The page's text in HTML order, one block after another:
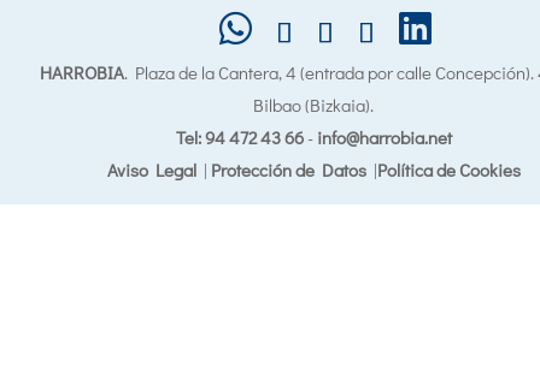
HARROBIA. Plaza de la Cantera, 4 (entrada por calle
Bilbao (Bizkaia).
Tel: 94 472 43 66- info@harrobia.net
Aviso Legal| Protección de Datos|Política de Cookies